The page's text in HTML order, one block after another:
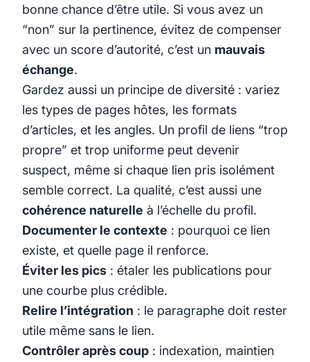
bonne chance d’être utile. Si vous avez un
“non” sur la pertinence, évitez de compenser
avec un score d’autorité, c’est un mauvais
échange.
Gardez aussi un principe de diversité : variez
les types de pages hôtes, les formats
d’articles, et les angles. Un profil de liens “trop
propre” et trop uniforme peut devenir
suspect, même si chaque lien pris isolément
semble correct. La qualité, c’est aussi une
cohérence naturelle à l’échelle du profil.
Documenter le contexte : pourquoi ce lien
existe, et quelle page il renforce.
Éviter les pics : étaler les publications pour
une courbe plus crédible.
Relire l’intégration : le paragraphe doit rester
utile même sans le lien.
Contrôler après coup : indexation, maintien